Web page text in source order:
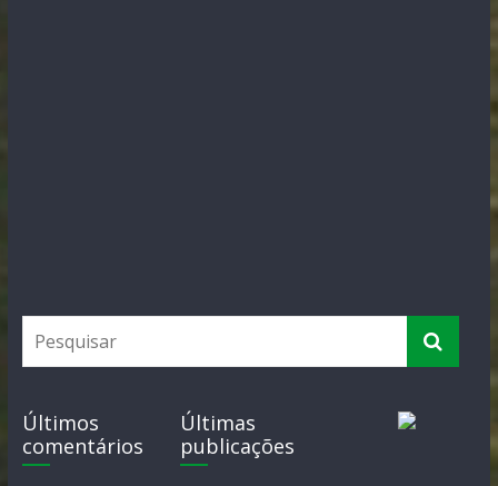
Últimos
comentários
Últimas
publicações